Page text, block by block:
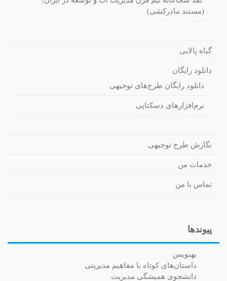
(مستند مادرکشی)
گیاه پالایی
دانلود رایگان
دانلود رایگان طرح‌های توجیهی
نرم‌افزارهای دسکتاپی
نگارش طرح توجیهی
خدمات من
تماس با من
پیوندها
بهنویس
داستان‌های کوتاه با مفاهیم مدیریتی
دانشجوی همیشگی مدیریت